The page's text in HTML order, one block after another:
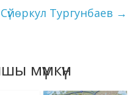
ki
Сүйөркул Тургунбаев →
мүмкүн